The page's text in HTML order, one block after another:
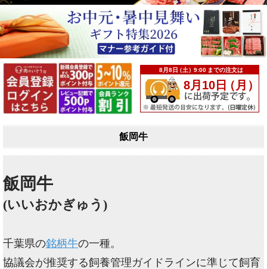
飯岡牛
飯岡牛
(いいおかぎゅう)
千葉県の銘柄牛の一種。
協議会が推奨する飼養管理ガイドラインに準じて飼育